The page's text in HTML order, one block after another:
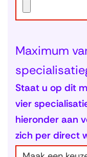
Maximum
Staat u op dit
vier
hieronder aan
zich per direct